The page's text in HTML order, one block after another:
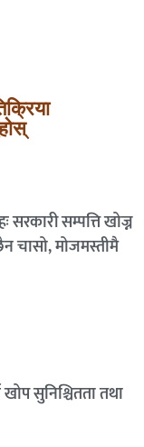
सरकारी सम्पत्ति खोज्न
चासो, मोजमस्तीमै
सुनिश्चितता तथा